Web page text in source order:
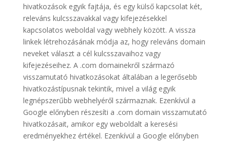
hivatkozások egyik fajtája, és egy külső kapcsolat két,
releváns kulcsszavakkal vagy kifejezésekkel
kapcsolatos weboldal vagy webhely között. A vissza
linkek létrehozásának módja az, hogy releváns domain
neveket választ a cél kulcsszavaihoz vagy
kifejezéseihez. A .com domainekről származó
visszamutató hivatkozásokat általában a legerősebb
hivatkozástípusnak tekintik, mivel a világ egyik
legnépszerűbb webhelyéről származnak. Ezenkívül a
Google előnyben részesíti a .com domain visszamutató
hivatkozásait, amikor egy weboldalt a keresési
eredményekhez értékel. Ezenkívül a Google előnyben